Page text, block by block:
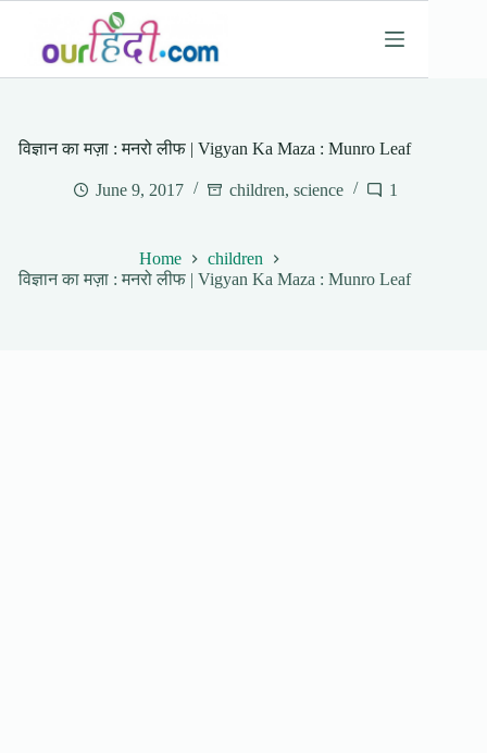
content
विज्ञान का मज़ा : मनरो लीफ | Vigyan Ka Maza : Munro Leaf
June 9, 2017 children,science 1
Home
children
विज्ञान का मज़ा : मनरो लीफ | Vigyan Ka Maza : Munro Leaf